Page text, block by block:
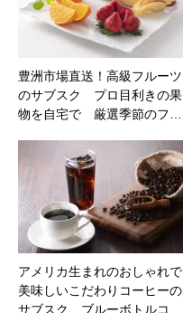
豊洲市場直送！高級フルーツ
のサブスク プロ目利きの果
物を自宅で 厳選季節のフ…
アメリカ生まれのおしゃれで
美味しいこだわりコーヒーの
サブスク、ブルーボトルコ…